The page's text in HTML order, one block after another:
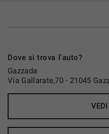
Dove si trova l'auto?
Gazzada
Via Gallarate,70 - 21045